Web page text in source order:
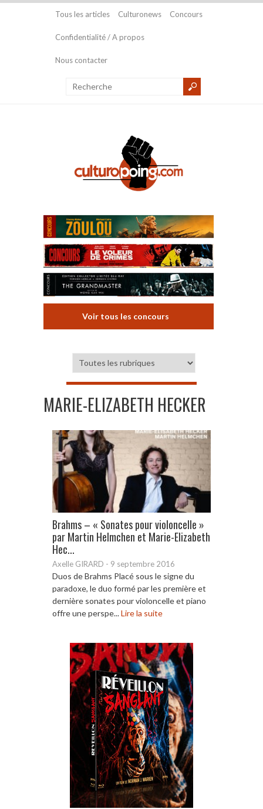
Tous les articles Culturonews Concours
Confidentialité / A propos
Nous contacter
Voir tous les concours
MARIE-ELIZABETH HECKER
Brahms – « Sonates pour violoncelle »
par Martin Helmchen et Marie-Elizabeth
Hec...
Axelle GIRARD - 9 septembre 2016
Duos de Brahms Placé sous le signe du
paradoxe, le duo formé par les première et
dernière sonates pour violoncelle et piano
offre une perspe...Lire la suite